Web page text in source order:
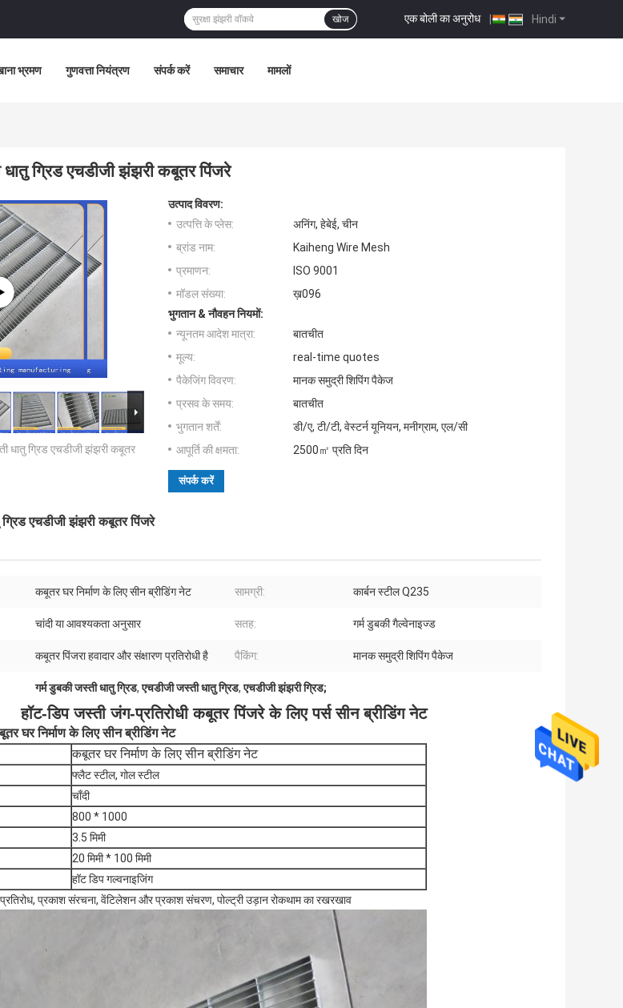
Hindi
एक बोली का अनुरोध |
खोज
भ्रमण गुणवत्ता नियंत्रण संपर्क करें समाचार मामलों
धातु ग्रिड एचडीजी झंझरी कबूतर पिंजरे
धातु ग्रिड एचडीजी झंझरी कबूतर
उत्पाद विवरण:
उत्पत्ति के प्लेस:
अनिंग, हेबेई, चीन
ब्रांड नाम:
Kaiheng Wire Mesh
प्रमाणन:
ISO 9001
मॉडल संख्या:
ख़096
भुगतान & नौवहन नियमों:
न्यूनतम आदेश मात्रा:
बातचीत
मूल्य:
real-time quotes
पैकेजिंग विवरण:
मानक समुद्री शिपिंग पैकेज
प्रसव के समय:
बातचीत
भुगतान शर्तें:
डी/ए, टी/टी, वेस्टर्न यूनियन, मनीग्राम, एल/सी
आपूर्ति की क्षमता:
2500㎡ प्रति दिन
संपर्क करें
ग्रिड एचडीजी झंझरी कबूतर पिंजरे
कबूतर घर निर्माण के लिए सीन ब्रीडिंग नेट सामग्री: कार्बन स्टील Q235
चांदी या आवश्यकता अनुसार सतह: गर्म डुबकी गैल्वेनाइज्ड
कबूतर पिंजरा हवादार और संक्षारण प्रतिरोधी है पैकिंग: मानक समुद्री शिपिंग पैकेज
गर्म डुबकी जस्ती धातु ग्रिड,एचडीजी जस्ती धातु ग्रिड,एचडीजी झंझरी ग्रिड;
हॉट-डिप जस्ती जंग-प्रतिरोधी कबूतर पिंजरे के लिए पर्स सीन ब्रीडिंग नेट
घर निर्माण के लिए सीन ब्रीडिंग नेट
कबूतर घर निर्माण के लिए सीन ब्रीडिंग नेट
फ्लैट स्टील, गोल स्टील
चाँदी
800 * 1000
3.5 मिमी
20 मिमी * 100 मिमी
हॉट डिप गल्वनाइजिंग
प्रकाश संरचना, वेंटिलेशन और प्रकाश संचरण, पोल्ट्री उड़ान रोकथाम का रखरखाव